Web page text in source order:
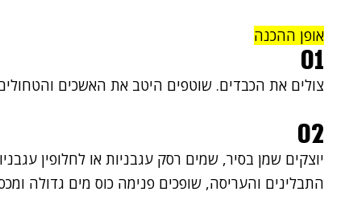
אופן ההכנה
01
צולים את הכבדים. שוטפים היטב את האשכים
02
יוצקים שמן בסיר, שמים רסק עגבניות או לחלופין
התבלינים והעריסה, שופכים פנימה כוס מים גדולה